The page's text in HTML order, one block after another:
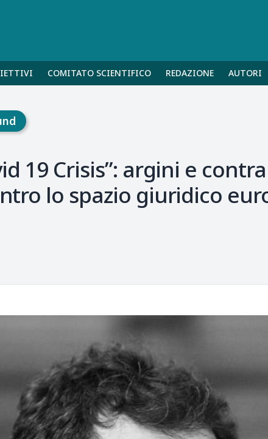
COMITATO SCIENTIFICO REDAZIONE AUTORI
19 Crisis”: argini e
lo spazio giuridico